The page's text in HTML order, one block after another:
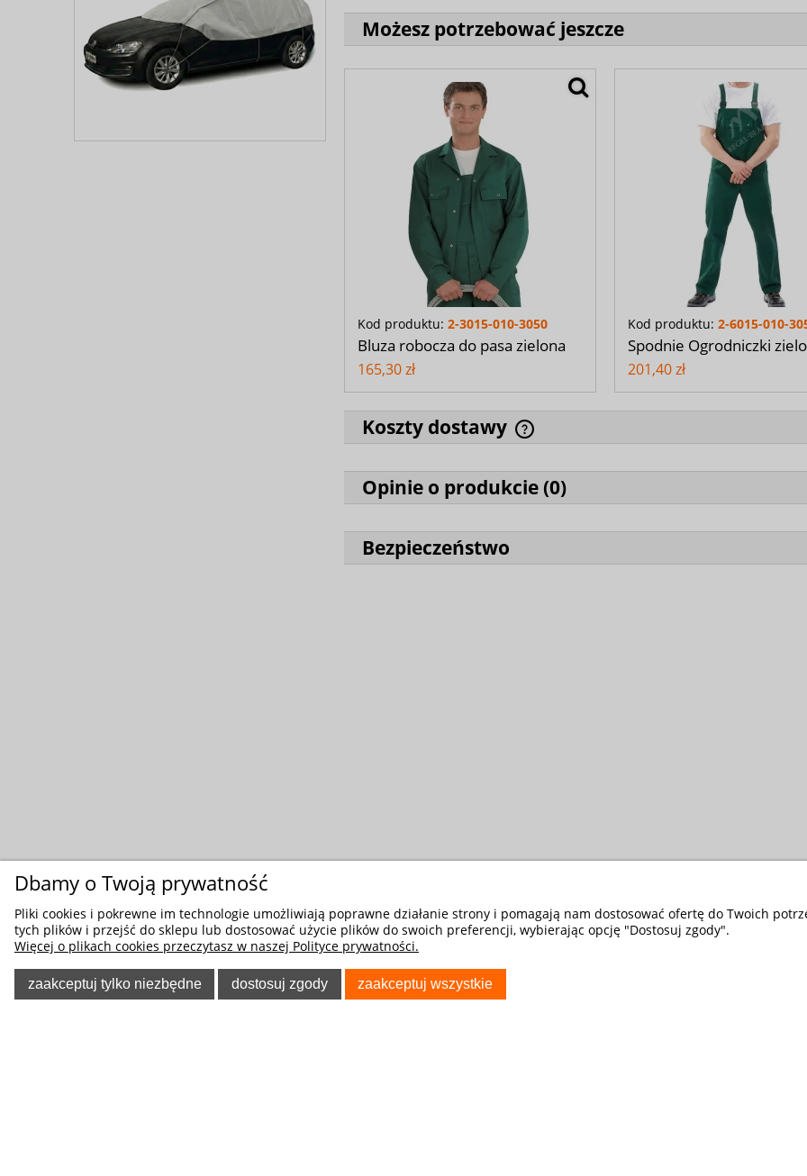
Możesz potrzebować jeszcze
Kod produktu: 2-3015-010-3050
Bluza robocza do pasa zielona
165,30 zł
Kod produktu: 2-6015-010-
Spodnie Ogrodniczki
201,40 zł
Koszty dostawy
Opinie o produkcie (0)
Bezpieczeństwo
Dbamy o Twoją prywatność
Pliki cookies i pokrewne im technologie umożliwiają poprawne działanie strony i pomagają nam dostosować ofertę do Twoich
tych plików i przejść do sklepu lub dostosować użycie plików do swoich preferencji, wybierając opcję "Dostosuj zgody".
Więcej o plikach cookies przeczytasz w naszej Polityce prywatności.
zaakceptuj tylko niezbędne dostosuj zgody zaakceptuj wszystkie